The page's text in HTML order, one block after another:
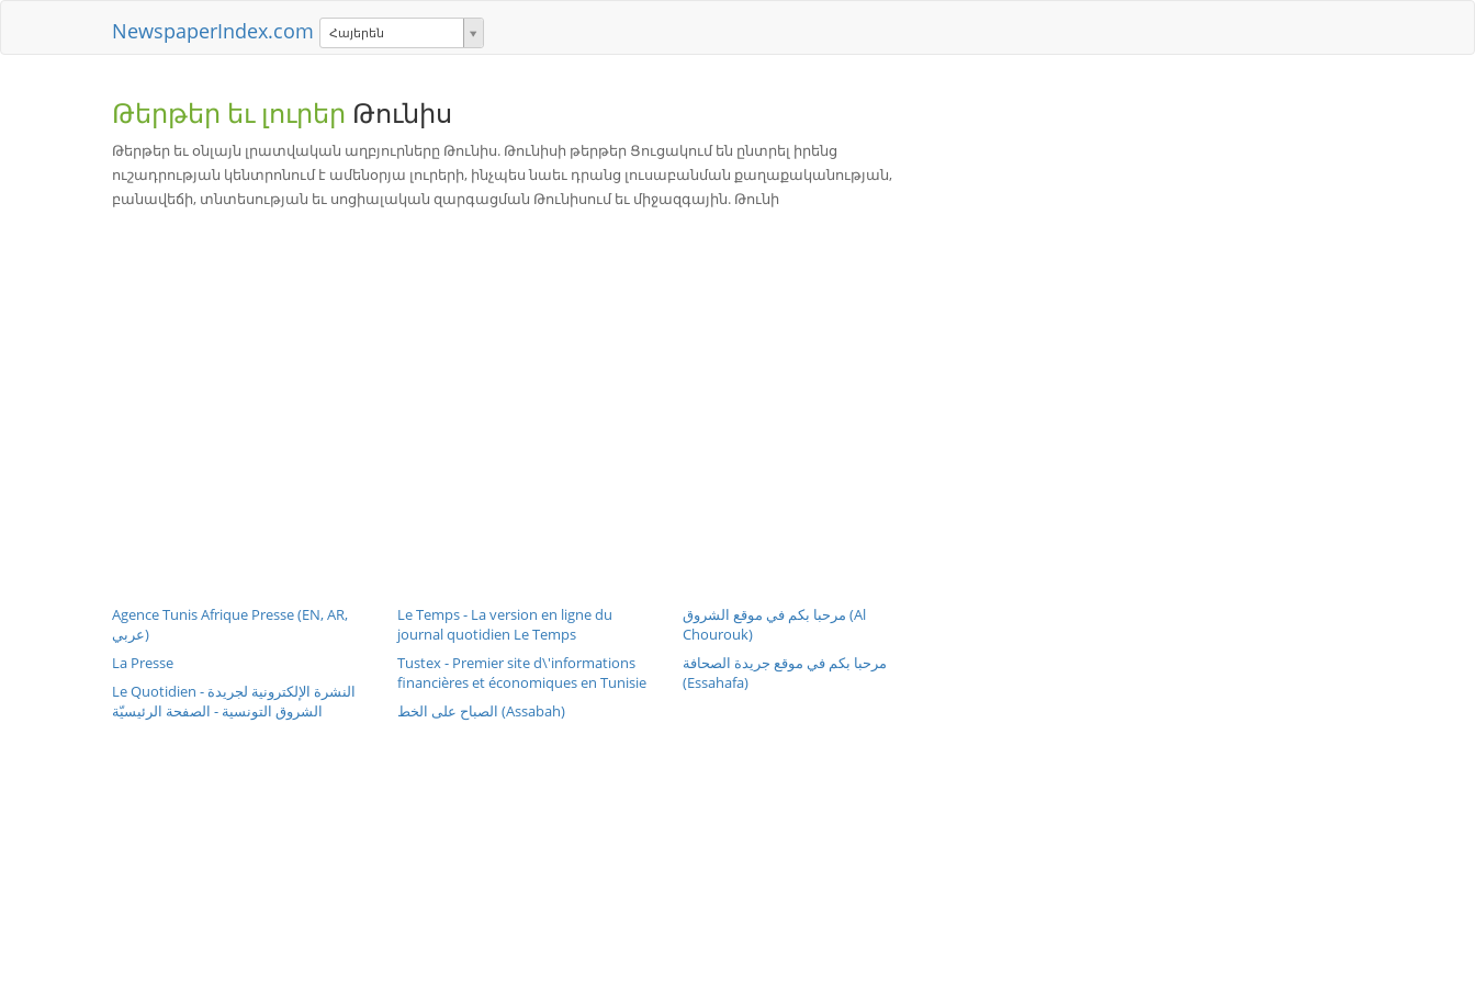
NewspaperIndex.com Հայերեն
Թերթեր եւ լուրեր Թունիս
Թերթեր եւ օնլայն լրատվական աղբյուրները Թունիս. Թունիսի թերթեր Ցուցակում են ընտրել իրենց
ուշադրության կենտրոնում է ամենօրյա լուրերի, ինչպես նաեւ դրանց լուսաբանման քաղաքականության,
բանավեճի, տնտեսության եւ սոցիալական զարգացման Թունիսում եւ միջազգային. Թունի
Agence Tunis Afrique Presse (EN, AR,
عربي)
La Presse
Le Quotidien - النشرة الإلكترونية لجريدة
الشروق التونسية - الصفحة الرئيسيّة
Le Temps - La version en ligne du
journal quotidien Le Temps
Tustex - Premier site d\'informations
financières et économiques en Tunisie
الصباح على الخط (Assabah)
مرحبا بكم في موقع الشروق (Al
Chourouk)
مرحبا بكم في موقع جريدة الصحافة
(Essahafa)